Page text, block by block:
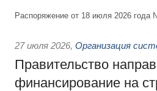
Распоряжение от 18 июля 2026 года
27 июля 2026, Организация
Правительство
финансирование на